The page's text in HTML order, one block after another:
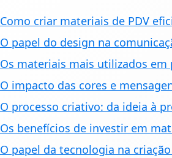
Como criar materiais de PDV
O papel do design na
Os materiais mais utilizados em
O impacto das cores e
O processo criativo: da ideia à
Os benefícios de investir em
O papel da tecnologia na